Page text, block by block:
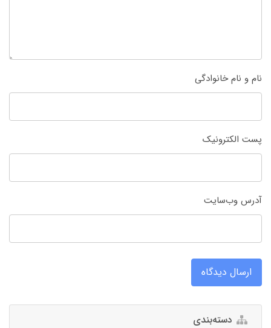
نام و نام خانوادگی
پست الکترونیک
آدرس وب‌سایت
ارسال دیدگاه
دسته‌بندی